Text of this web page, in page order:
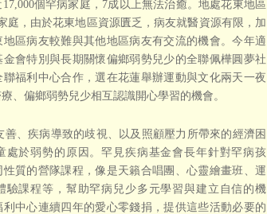
個罕病家庭，7成以上無法治癒。地處花東地區
庭，由於花東地區資源匱乏，病友就醫資源有限，加
區病友較難與其他地區病友有交流的機會。今年適
會特別與長期關懷偏鄉弱勢兒少的全聯佩樺圓夢社
福利中心合作，選在花蓮舉辦運動與文化兩天一夜
、偏鄉弱勢兒少相互認識開心學習的機會。
、疾病導致的歧視、以及照顧壓力所帶來的經濟困
處於弱勢的原因。罕見疾病基金會長年針對罕病孩
質的營隊課程，像是天籟合唱團、心靈繪畫班、運
驗課程等，幫助罕病兒少多元學習與建立自信的機
中心連續四年的愛心零錢捐，提供這些活動必要的